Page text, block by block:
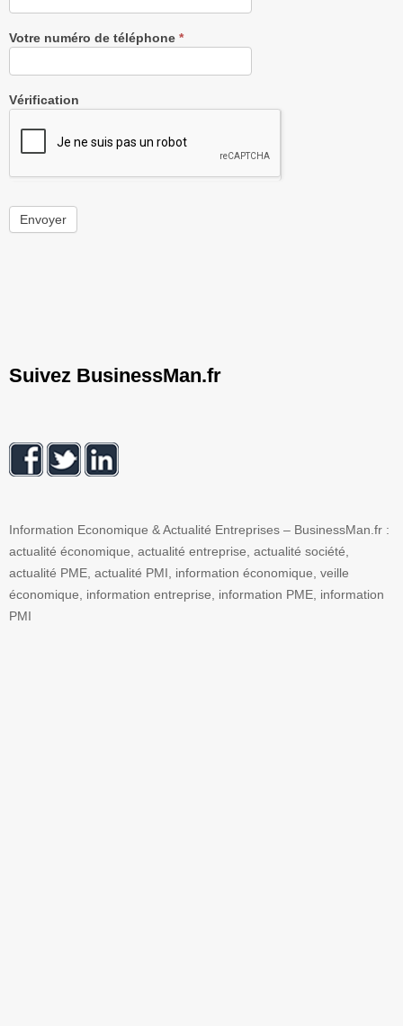
Votre numéro de téléphone *
Vérification
Envoyer
Suivez BusinessMan.fr
Information Economique & Actualité Entreprises – BusinessMan.fr :
actualité économique, actualité entreprise, actualité société,
actualité PME, actualité PMI, information économique, veille
économique, information entreprise, information PME, information
PMI